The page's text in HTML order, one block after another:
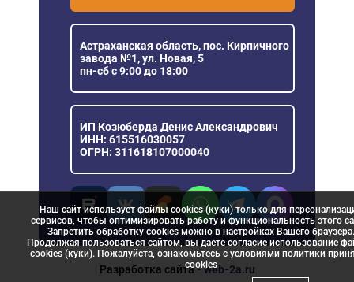
Астраханская область, пос. Кирпичного
завода №1, ул. Новая, 5
пн-сб с 9:00 до 18:00
ИП Козюберда Денис Александрович
ИНН: 615516030057
ОГРН: 311618107000040
Разработка сайта- web-2a.ru
Наш сайт использует файлы cookies (куки) только для
сервисов, чтобы оптимизировать работу и функциональность этого
Запретить обработку cookies можно в настройках Вашего браузера.
Продолжая пользоваться сайтом, вы даете согласие использование
cookies (куки). Пожалуйста, ознакомьтесь с условиями политики
сookies